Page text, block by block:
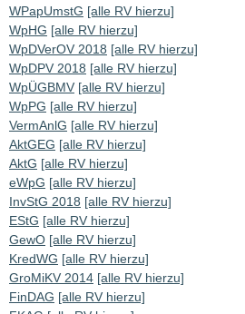
WPapUmstG [alle RV hierzu]
WpHG [alle RV hierzu]
WpDVerOV 2018 [alle RV hierzu]
WpDPV 2018 [alle RV hierzu]
WpÜGBMV [alle RV hierzu]
WpPG [alle RV hierzu]
VermAnlG [alle RV hierzu]
AktGEG [alle RV hierzu]
AktG [alle RV hierzu]
eWpG [alle RV hierzu]
InvStG 2018 [alle RV hierzu]
EStG [alle RV hierzu]
GewO [alle RV hierzu]
KredWG [alle RV hierzu]
GroMiKV 2014 [alle RV hierzu]
FinDAG [alle RV hierzu]